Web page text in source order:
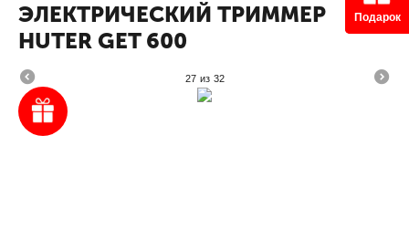
Подарок
ЭЛЕКТРИЧЕСКИЙ ТРИММЕР
HUTER GET 600
27 из 32